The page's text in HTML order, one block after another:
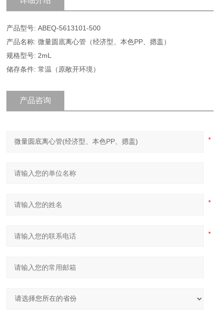
产品型号: ABEQ-5613101-500
产品名称: 微量圆底离心管（经济型、本色PP、摁盖）
规格型号: 2mL
储存条件: 常温（原敞开环境）
产品咨询